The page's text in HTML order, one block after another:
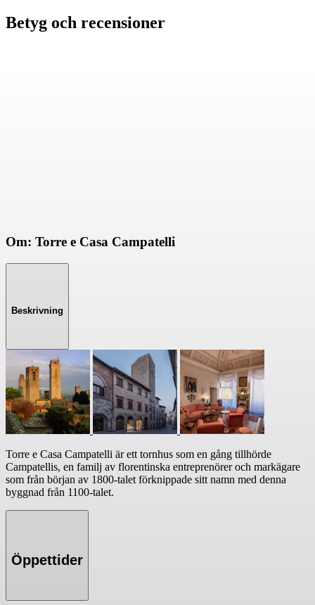
Betyg och recensioner
Om: Torre e Casa Campatelli
Beskrivning
Torre e Casa Campatelli är ett tornhus som en gång tillhörde
Campatellis, en familj av florentinska entreprenörer och markägare
som från början av 1800-talet förknippade sitt namn med denna
byggnad från 1100-talet.
Öppettider